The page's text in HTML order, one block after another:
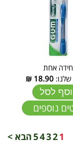
אחת
18.90
₪
לסל
נוספים
1
2
3
4
5הבא >